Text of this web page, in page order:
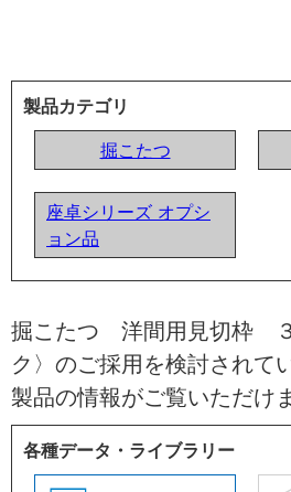
製品カテゴリ
掘こたつ
座卓シリーズ オプシ
ョン品
掘こたつ 洋間用見切枠
ク〉のご採用を検討されて
製品の情報がご覧いただけ
各種データ・ライブラリー